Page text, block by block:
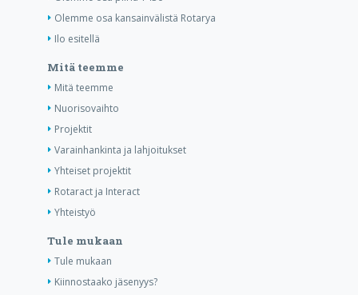
Olemme osa kansainvälistä Rotarya
Ilo esitellä
Mitä teemme
Mitä teemme
Nuorisovaihto
Projektit
Varainhankinta ja lahjoitukset
Yhteiset projektit
Rotaract ja Interact
Yhteistyö
Tule mukaan
Tule mukaan
Kiinnostaako jäsenyys?